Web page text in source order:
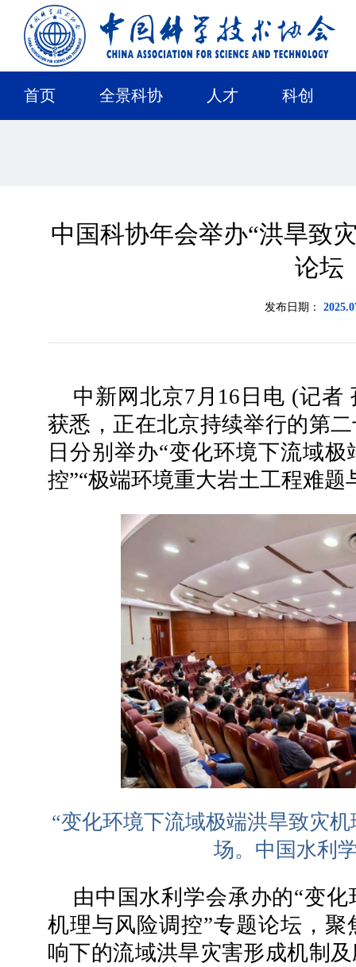
首页 全景科协 人才 科创
中国科协年会举办“洪旱致
论坛
发布日期：
中新网北京7月16日电 (记
获悉，正在北京持续举行的第
日分别举办“变化环境下流域
控”“极端环境重大岩土工程难题
“变化环境下流域极端洪旱致灾
场。中国水利
由中国水利学会承办的“变
机理与风险调控”专题论坛，
响下的流域洪旱灾害形成机制